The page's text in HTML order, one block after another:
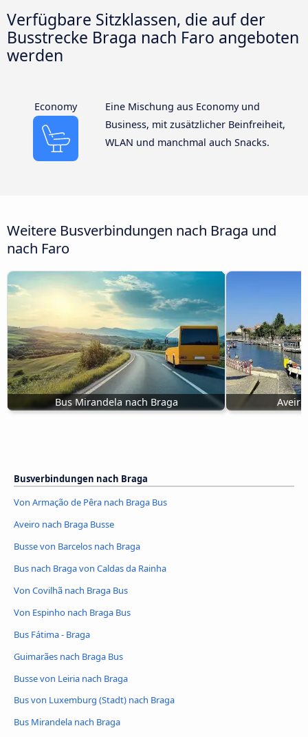
Verfügbare Sitzklassen, die auf der
Busstrecke Braga nach Faro angeboten
werden
Economy
Eine Mischung aus Economy und
Business, mit zusätzlicher Beinfreiheit,
WLAN und manchmal auch Snacks.
Weitere Busverbindungen nach Braga und
nach Faro
Bus Mirandela nach Braga
Busverbindungen nach Braga
Von Armação de Pêra nach Braga Bus
Aveiro nach Braga Busse
Busse von Barcelos nach Braga
Bus nach Braga von Caldas da Rainha
Von Covilhã nach Braga Bus
Von Espinho nach Braga Bus
Bus Fátima - Braga
Guimarães nach Braga Bus
Busse von Leiria nach Braga
Bus von Luxemburg (Stadt) nach Braga
Bus Mirandela nach Braga